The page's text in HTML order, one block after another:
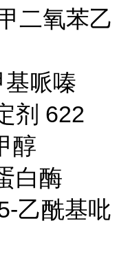
二氧苯乙
哌嗪
剂 622
醇
白酶
乙酰基吡